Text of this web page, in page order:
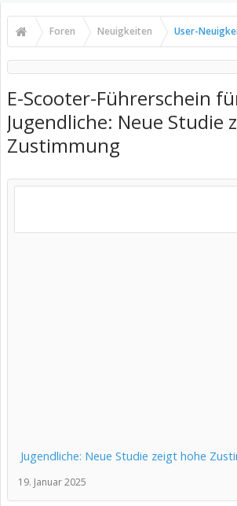
Foren Neuigkeiten User-
E-Scooter-Führerschein
Jugendliche: Neue Studie
Zustimmung
Jugendliche: Neue Studie zeigt hohe
19. Januar 2025